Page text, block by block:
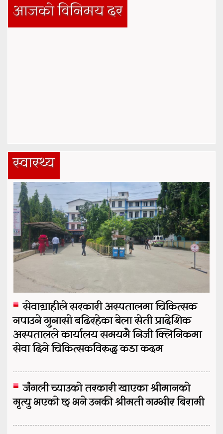
आजको विनिमय दर
स्वास्थ्य
सेवाग्राहीले सरकारी अस्पतालमा चिकित्सक
नपाउने गुनासो बढिरहेका बेला सेती प्रादेशिक
अस्पतालले कार्यालय समयमै निजी क्लिनिकमा
सेवा दिने चिकित्सकविरुद्ध कडा कदम
जंगली च्याउको तरकारी खाएका श्रीमानको
मृत्यु भएको छ भने उनकी श्रीमती गम्भीर बिरामी